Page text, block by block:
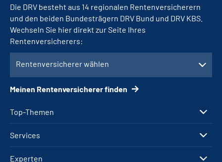
Top-Themen
Services
Experten
Die DRV besteht aus 14 regionalen Rentenversicherern
und den beiden Bundesträgern DRV Bund und DRV KBS.
Wechseln Sie hier direkt zur Seite Ihres
Rentenversicherers:
Rentenversicherer wählen
Meinen Rentenversicherer finden